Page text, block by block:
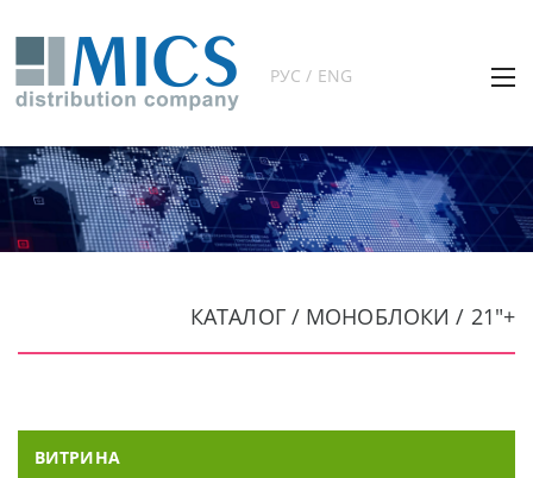
РУС / ENG
КАТАЛОГ / МОНОБЛОКИ / 21"+
ВИТРИНА